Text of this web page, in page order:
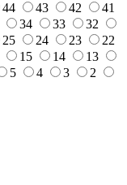
44 43 42
41
34 33
32
25 24 23
22
15 14
13
5 4 3
2